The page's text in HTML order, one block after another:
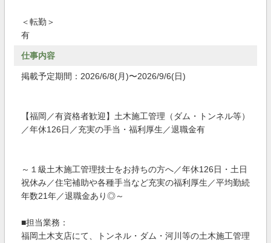
＜転勤＞
有
仕事内容
掲載予定期間：2026/6/8(月)〜2026/9/6(日)
【福岡／有資格者歓迎】土木施工管理（ダム・トンネル等）
／年休126日／充実の手当・福利厚生／退職金有
～１級土木施工管理技士をお持ちの方へ／年休126日・土日
祝休み／住宅補助や各種手当など充実の福利厚生／平均勤続
年数21年／退職金あり◎～
■担当業務：
福岡土木支店にて、トンネル・ダム・河川等の土木施工管理